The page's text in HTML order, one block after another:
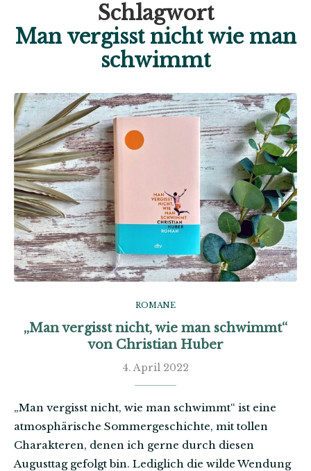
Schlagwort
Man vergisst nicht wie man
schwimmt
ROMANE
„Man vergisst nicht, wie man schwimmt“
von Christian Huber
4. April 2022
„Man vergisst nicht, wie man schwimmt“ ist eine
atmosphärische Sommergeschichte, mit tollen
Charakteren, denen ich gerne durch diesen
Augusttag gefolgt bin. Lediglich die wilde Wendung